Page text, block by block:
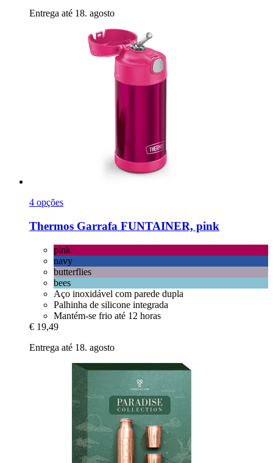
Entrega até 18. agosto
4 opções
Thermos Garrafa FUNTAINER, pink
pink
navy
butterflies
bees
Aço inoxidável com parede dupla
Palhinha de silicone integrada
Mantém-se frio até 12 horas
€ 19,49
Entrega até 18. agosto